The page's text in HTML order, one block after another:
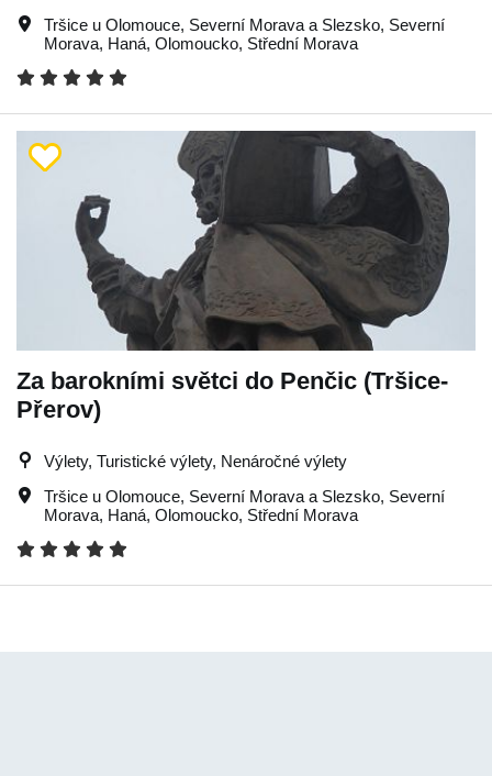
Tršice u Olomouce, Severní Morava a Slezsko, Severní
Morava, Haná, Olomoucko, Střední Morava
Za barokními světci do Penčic (Tršice-
Přerov)
Výlety, Turistické výlety, Nenáročné výlety
Tršice u Olomouce, Severní Morava a Slezsko, Severní
Morava, Haná, Olomoucko, Střední Morava